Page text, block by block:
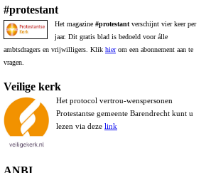
#protestant
Het magazine #protestant verschijnt vier keer per
jaar. Dit gratis blad is bedoeld voor álle
ambtsdragers en vrijwilligers. Klik hierom een abonnement aan te
vragen.
Veilige kerk
Het protocol vertrou-wenspersonen
Protestantse gemeente Barendrecht kunt u
lezen via deze link
ANBI